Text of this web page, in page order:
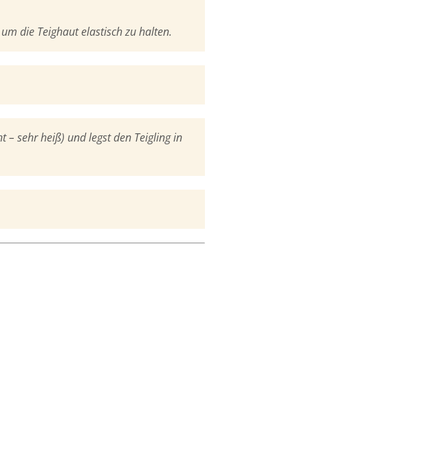
die Teighaut elastisch zu halten.
– sehr heiß) und legst den Teigling in